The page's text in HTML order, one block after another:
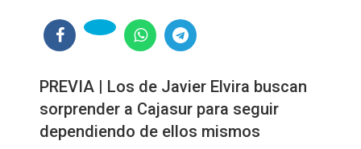
PREVIA | Los de Javier Elvira buscan
sorprender a Cajasur para seguir
dependiendo de ellos mismos